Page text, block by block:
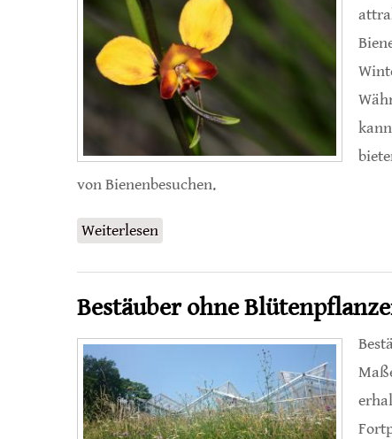
von Bienenbesuchen.
Weiterlesen
Bestäuber ohne